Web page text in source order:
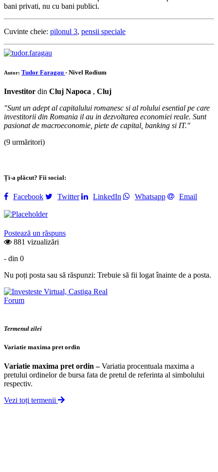
bani privati, nu cu bani publici.
Cuvinte cheie: pilonul 3, pensii speciale
Autor: Tudor Faragau - Nivel Rodium
Investitor din Cluj Napoca , Cluj
"Sunt un adept al capitalului romanesc si al rolului esential pe care
investitorii din Romania il au in dezvoltarea economiei reale. Sunt
pasionat de macroeconomie, piete de capital, banking si IT."
(9 urmăritori)
Ți-a plăcut? Fii social:
Facebook Twitter LinkedIn Whatsapp Email
Postează un răspuns
881 vizualizări
- din 0
Nu poți posta sau să răspunzi: Trebuie să fii logat înainte de a posta.
Forum
Termenul zilei
Variatie maxima pret ordin
Variatie maxima pret ordin –Variatia procentuala maxima a
pretului ordinelor de bursa fata de pretul de referinta al simbolului
respectiv.
Vezi toți termenii